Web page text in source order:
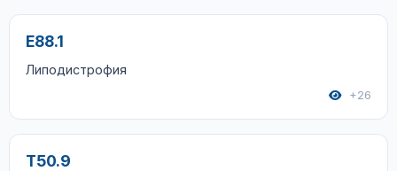
E88.1
Липодистрофия
+26
T50.9